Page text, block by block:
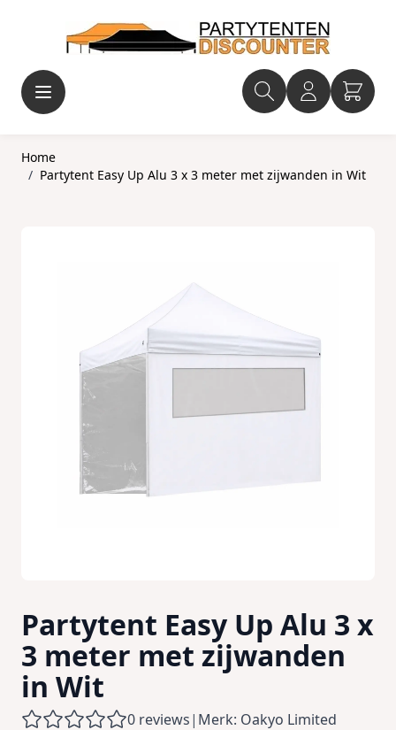
Home
/ Partytent Easy Up Alu 3 x 3 meter met zijwanden in Wit
Partytent Easy Up Alu 3 x
3 meter met zijwanden
in Wit
0 reviews| Merk: Oakyo Limited